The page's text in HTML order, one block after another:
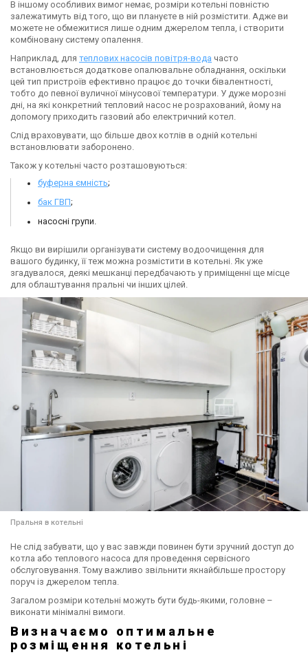
В іншому особливих вимог немає, розміри котельні повністю
залежатимуть від того, що ви плануєте в ній розмістити. Адже ви
можете не обмежитися лише одним джерелом тепла, і створити
комбіновану систему опалення.
Наприклад, для теплових насосів повітря-вода часто
встановлюється додаткове опалювальне обладнання, оскільки
цей тип пристроїв ефективно працює до точки бівалентності,
тобто до певної вуличної мінусової температури. У дуже морозні
дні, на які конкретний тепловий насос не розрахований, йому на
допомогу приходить газовий або електричний котел.
Слід враховувати, що більше двох котлів в одній котельні
встановлювати заборонено.
Також у котельні часто розташовуються:
буферна ємність;
бак ГВП;
насосні групи.
Якщо ви вирішили організувати систему водоочищення для
вашого будинку, її теж можна розмістити в котельні. Як уже
згадувалося, деякі мешканці передбачають у приміщенні ще місце
для облаштування пральні чи інших цілей.
Пральня в котельні
Не слід забувати, що у вас завжди повинен бути зручний доступ до
котла або теплового насоса для проведення сервісного
обслуговування. Тому важливо звільнити якнайбільше простору
поруч із джерелом тепла.
Загалом розміри котельні можуть бути будь-якими, головне –
виконати мінімалні вимоги.
Визначаємо оптимальне
розміщення котельні